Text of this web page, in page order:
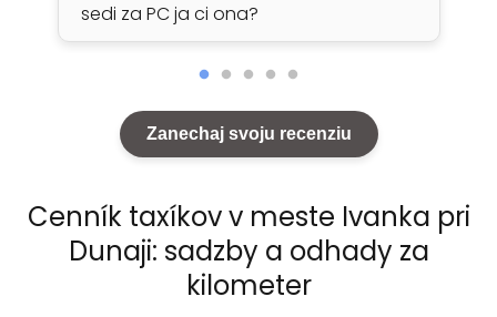
sedi za PC ja ci ona?
Zanechaj svoju recenziu
Cenník taxíkov v meste Ivanka pri
Dunaji: sadzby a odhady za
kilometer